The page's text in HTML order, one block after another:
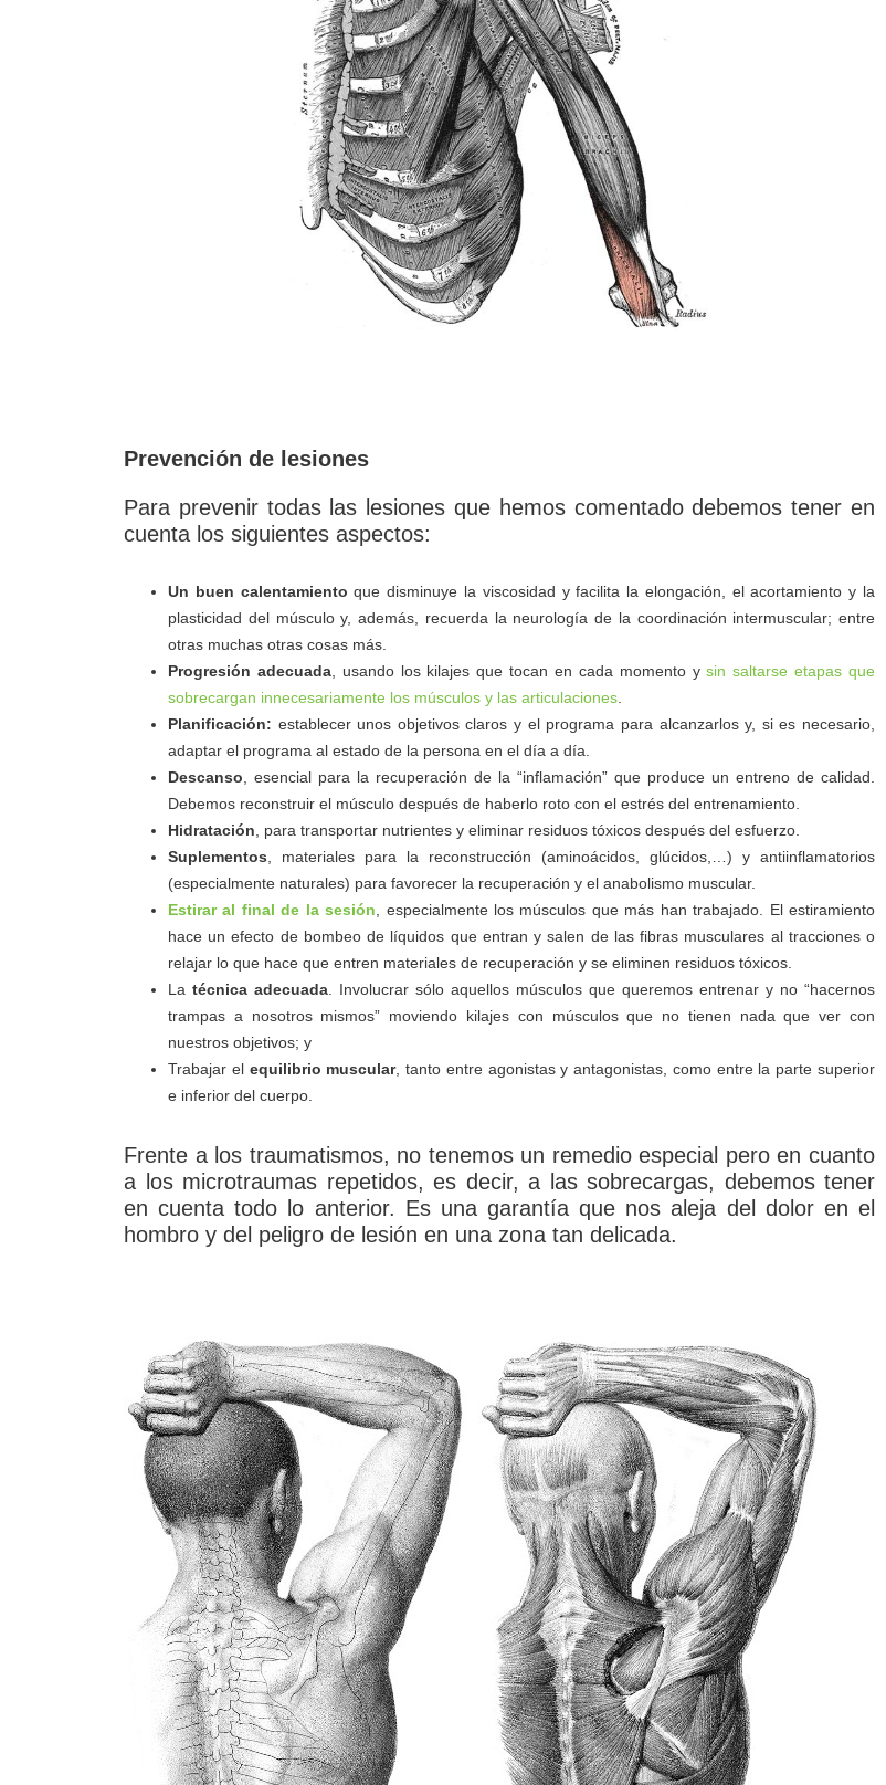
Prevención de lesiones
Para prevenir todas las lesiones que hemos comentado debemos tener en
cuenta los siguientes aspectos:
Un buen calentamiento que disminuye la viscosidad y facilita la elongación, el acortamiento y la
plasticidad del músculo y, además, recuerda la neurología de la coordinación intermuscular; entre
otras muchas otras cosas más.
Progresión adecuada, usando los kilajes que tocan en cada momento ysin saltarse etapas que
sobrecargan innecesariamente los músculos y las articulaciones
Planificación: establecer unos objetivos claros y el programa para alcanzarlos y, si es necesario,
adaptar el programa al estado de la persona en el día a día.
Descanso , esencial para la recuperación de la “inflamación” que produce un entreno de calidad.
Debemos reconstruir el músculo después de haberlo roto con el estrés del entrenamiento.
Hidratación , para transportar nutrientes y eliminar residuos tóxicos después del esfuerzo.
Suplementos , materiales para la reconstrucción (aminoácidos, glúcidos,…) y antiinflamatorios
(especialmente naturales) para favorecer la recuperación y el anabolismo muscular.
Estirar al final de la sesión , especialmente los músculos que más han trabajado. El estiramiento
hace un efecto de bombeo de líquidos que entran y salen de las fibras musculares al tracciones o
relajar lo que hace que entren materiales de recuperación y se eliminen residuos tóxicos.
La técnica adecuada . Involucrar sólo aquellos músculos que queremos entrenar y no “hacernos
trampas a nosotros mismos” moviendo kilajes con músculos que no tienen nada que ver con
nuestros objetivos; y
Trabajar elequilibrio muscular, tanto entre agonistas y antagonistas, como entre la parte superior
e inferior del cuerpo.
Frente a los traumatismos, no tenemos un remedio especial pero en cuanto
a los microtraumas repetidos, es decir, a las sobrecargas, debemos tener
en cuenta todo lo anterior. Es una garantía que nos aleja del dolor en el
hombro y del peligro de lesión en una zona tan delicada.